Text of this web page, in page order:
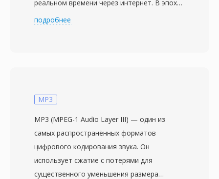
реальном времени через интернет. В эпоху
модемного доступа RealAudio стал
минут. Формат прошёл через несколько
использовали низкобитрейтные речевые
кодеки для модемов 14,4 кбит/с, а более
поздние (RealAudio 10, основанный на AAC)
обеспечивали качество, близкое к CD. RA-
подробнее
MP3
MP3 (MPEG-1 Audio Layer III) — один из
самых распространённых форматов
цифрового кодирования звука. Он
использует сжатие с потерями для
существенного уменьшения размера